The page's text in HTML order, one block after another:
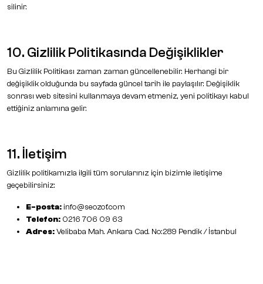
silinir.
10. Gizlilik Politikasında Değişiklikler
Bu Gizlilik Politikası zaman zaman güncellenebilir. Herhangi bir
değişiklik olduğunda bu sayfada güncel tarih ile paylaşılır. Değişiklik
sonrası web sitesini kullanmaya devam etmeniz, yeni politikayı kabul
ettiğiniz anlamına gelir.
11. İletişim
Gizlilik politikamızla ilgili tüm sorularınız için bizimle iletişime
geçebilirsiniz:
E-posta:info@seozof.com
Telefon: 0216 706 09 63
Adres:Velibaba Mah. Ankara Cad. No:289 Pendik / İstanbul